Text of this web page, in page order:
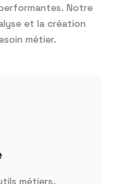
Notre
et la création
métier.
métiers,